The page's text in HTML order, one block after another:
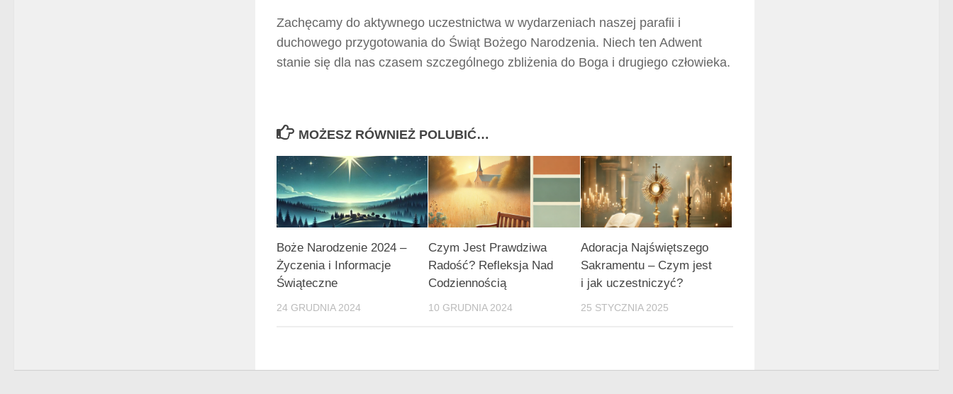
Zachęcamy do aktywnego uczestnictwa w wydarzeniach naszej parafii i
duchowego przygotowania do Świąt Bożego Narodzenia. Niech ten Adwent
stanie się dla nas czasem szczególnego zbliżenia do Boga i drugiego człowieka.
MOŻESZ RÓWNIEŻ POLUBIĆ…
Boże Narodzenie 2024 –
Życzenia i Informacje
Świąteczne
24 GRUDNIA 2024
Czym Jest Prawdziwa
Radość? Refleksja Nad
Codziennością
10 GRUDNIA 2024
Adoracja Najświętszego
Sakramentu – Czym jest
i jak uczestniczyć?
25 STYCZNIA 2025